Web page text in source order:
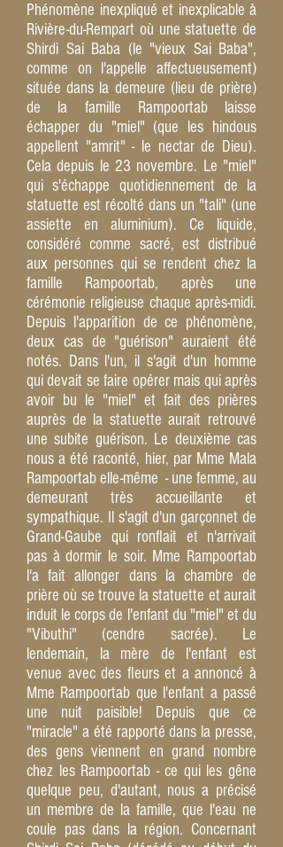
Phénomène inexpliqué et inexplicable à
Rivière-du-Rempart où une statuette de
Shirdi Sai Baba (le "vieux Sai Baba",
comme on l'appelle affectueusement)
située dans la demeure (lieu de prière)
de la famille Rampoortab laisse
échapper du "miel" (que les hindous
appellent "amrit" - le nectar de Dieu).
Cela depuis le 23 novembre. Le "miel"
qui s'échappe quotidiennement de la
statuette est récolté dans un "tali" (une
assiette en aluminium). Ce liquide,
considéré comme sacré, est distribué
aux personnes qui se rendent chez la
famille Rampoortab, après une
cérémonie religieuse chaque après-midi.
Depuis l'apparition de ce phénomène,
deux cas de "guérison" auraient été
notés. Dans l'un, il s'agit d'un homme
qui devait se faire opérer mais qui après
avoir bu le "miel" et fait des prières
auprès de la statuette aurait retrouvé
une subite guérison. Le deuxième cas
nous a été raconté, hier, par Mme Mala
Rampoortab elle-même - une femme, au
demeurant très accueillante et
sympathique. Il s'agit d'un garçonnet de
Grand-Gaube qui ronflait et n'arrivait
pas à dormir le soir. Mme Rampoortab
l'a fait allonger dans la chambre de
prière où se trouve la statuette et aurait
induit le corps de l'enfant du "miel" et du
"Vibuthi" (cendre sacrée). Le
lendemain, la mère de l'enfant est
venue avec des fleurs et a annoncé à
Mme Rampoortab que l'enfant a passé
une nuit paisible! Depuis que ce
"miracle" a été rapporté dans la presse,
des gens viennent en grand nombre
chez les Rampoortab - ce qui les gêne
quelque peu, d'autant, nous a précisé
un membre de la famille, que l'eau ne
coule pas dans la région. Concernant